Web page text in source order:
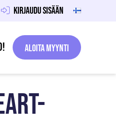
Kirjaudu sisään
Aloita Myynti